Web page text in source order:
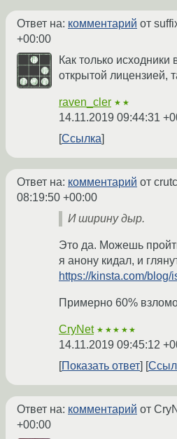
Ответ на: комментарий от
+00:00
Как только
открытой лицензией,
raven_cler ★★
14.11.2019 09:44:31
Ссылка
Ответ на: комментарий от
08:19:50 +00:00
И ширину дыр.
Это да. Можешь
я анону кидал, и
https://kinsta.com/
Примерно 60%
CryNet ★★★★★
14.11.2019 09:45:12
Показать ответ
Ответ на: комментарий от
+00:00